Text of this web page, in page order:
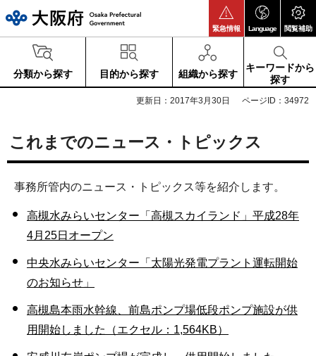
緊急情報 Language 閲覧補助
分類から探す 目的から探す 組織から探す
キーワードから
探す
更新日：2017年3月30日 ページID：34972
これまでのニュース・トピックス
事務所管内のニュース・トピックス等を紹介します。
高槻水みらいセンター「高槻スカイランド」平成28年
4月25日オープン
中央水みらいセンター「太陽光発電プラント運転開始
のお知らせ」
高槻島本雨水幹線、前島ポンプ場低段ポンプ施設が供
用開始しました（エクセル：1,564KB）